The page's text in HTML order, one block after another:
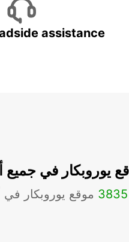
assistance
يوروبكار في جميع
3835 موقع يوروبكار في